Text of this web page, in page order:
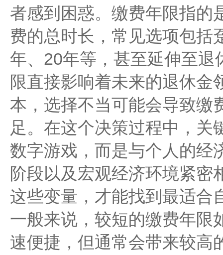
者感到困惑。缴费年限指的
费的总时长，常见选项包括
年、20年等，甚至延伸至
限直接影响着未来的退休金
本，选择不当可能会导致缴
足。在这个决策过程中，关
数字游戏，而是与个人的经
阶段以及宏观经济环境紧密
这些变量，才能找到最适合
一般来说，较短的缴费年限
速便捷，但通常会带来较高